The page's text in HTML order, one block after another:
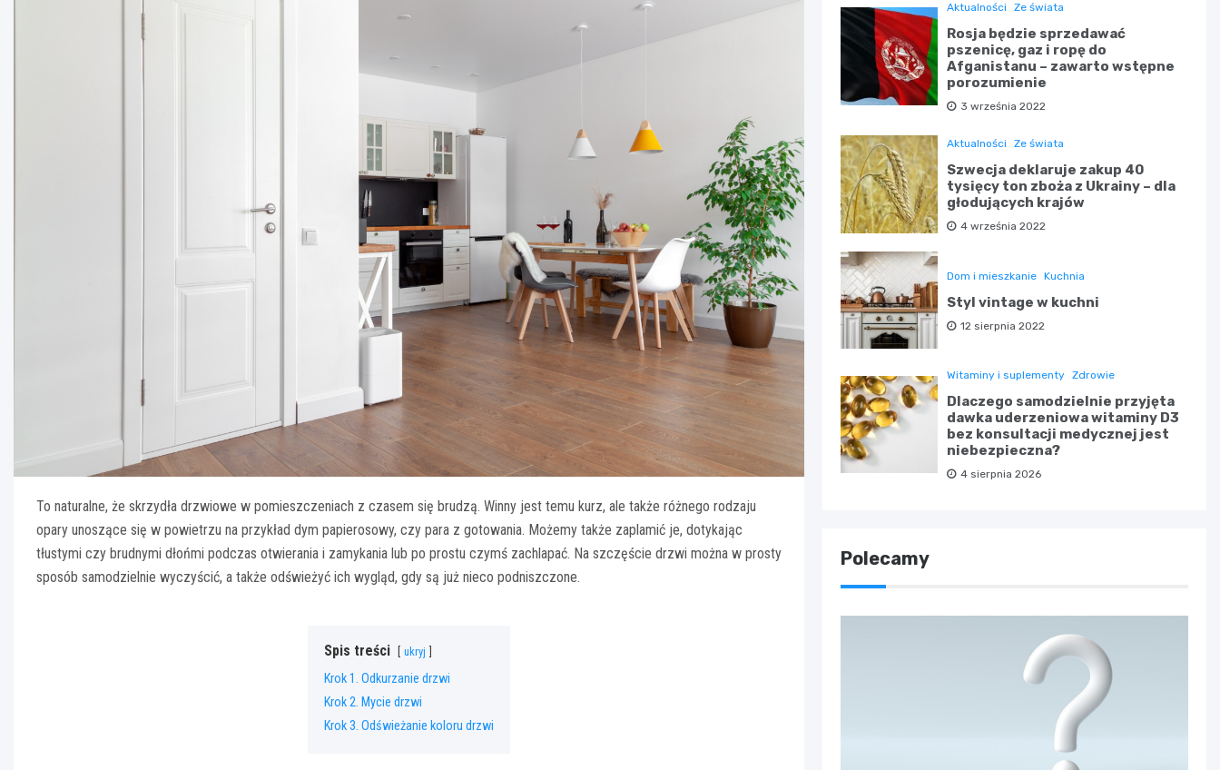
To naturalne, że skrzydła drzwiowe w pomieszczeniach z czasem się brudzą. Winny jest temu kurz, ale także różnego rodzaju
opary unoszące się w powietrzu na przykład dym papierosowy, czy para z gotowania. Możemy także zaplamić je, dotykając
tłustymi czy brudnymi dłońmi podczas otwierania i zamykania lub po prostu czymś zachlapać. Na szczęście drzwi można w prosty
sposób samodzielnie wyczyścić, a także odświeżyć ich wygląd, gdy są już nieco podniszczone.
Spis treści ukryj
Krok 1. Odkurzanie drzwi
Krok 2. Mycie drzwi
Krok 3. Odświeżanie koloru drzwi
Aktualności Ze świata
Rosja będzie sprzedawać
pszenicę, gaz i ropę do
Afganistanu – zawarto wstępne
porozumienie
3 września 2022
Aktualności Ze świata
Szwecja deklaruje zakup 40
tysięcy ton zboża z Ukrainy – dla
głodujących krajów
4 września 2022
Dom i mieszkanie Kuchnia
Styl vintage w kuchni
12 sierpnia 2022
Witaminy i suplementy Zdrowie
Dlaczego samodzielnie przyjęta
dawka uderzeniowa witaminy D3
bez konsultacji medycznej jest
niebezpieczna?
4 sierpnia 2026
Polecamy